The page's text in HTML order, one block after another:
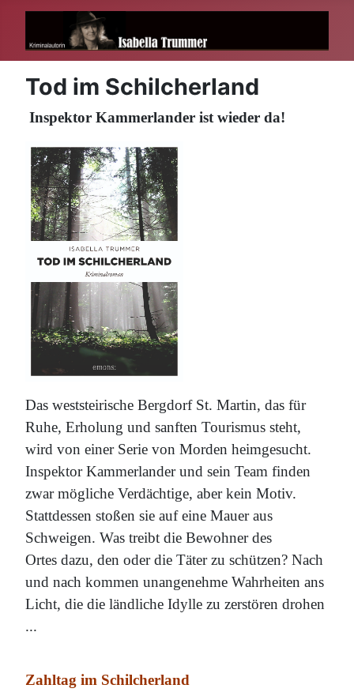
Tod im Schilcherland
Inspektor Kammerlander ist wieder da!
Das weststeirische Bergdorf St. Martin, das für
Ruhe, Erholung und sanften Tourismus steht,
wird von einer Serie von Morden heimgesucht.
Inspektor Kammerlander und sein Team finden
zwar mögliche Verdächtige, aber kein Motiv.
Stattdessen stoßen sie auf eine Mauer aus
Schweigen. Was treibt die Bewohner des
Ortes dazu, den oder die Täter zu schützen? Nach
und nach kommen unangenehme Wahrheiten ans
Licht, die die ländliche Idylle zu zerstören drohen
...
Zahltag im Schilcherland